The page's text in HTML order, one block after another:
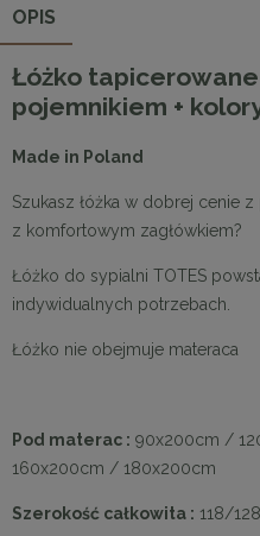
OPIS
Łóżko tapicerowane
pojemnikiem +
Made in Poland
Szukasz łóżka w dobrej cenie
z komfortowym zagłówkiem?
Łóżko do sypialni TOTES
indywidualnych potrzebach.
Łóżko nie obejmuje materaca
Pod materac : 90x200cm /
160x200cm / 180x200cm
Szerokość całkowita : 118/